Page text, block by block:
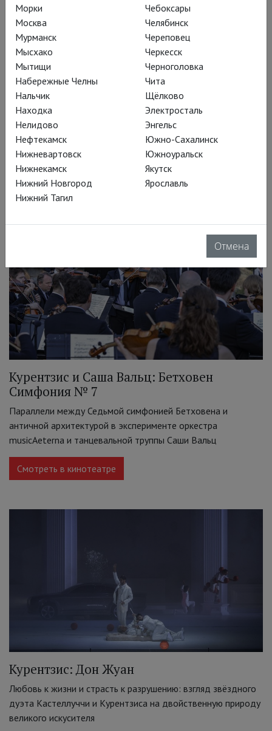
Курентзис: Реквием. Верди
В исполнении солистов, хора и оркестра musicAeterna
Реквием Верди словно возвращается с концертной
эстрады в храмовое пространство
Смотреть онлайн за 550 ₽
Курентзис и Саша Вальц: Бетховен
Симфония № 7
Параллели между Седьмой симфонией Бетховена и
античной архитектурой в эксперименте оркестра
musicAeterna и танцевальной труппы Саши Вальц
Смотреть в кинотеатре
Курентзис: Дон Жуан
Любовь к жизни и страсть к разрушению: взгляд звёздного
дуэта Кастеллуччи и Курентзиса на двойственную природу
великого искусителя
Морки
Москва
Мурманск
Мысхако
Мытищи
Набережные Челны
Нальчик
Находка
Нелидово
Нефтекамск
Нижневартовск
Нижнекамск
Нижний Новгород
Нижний Тагил
Чебоксары
Челябинск
Череповец
Черкесск
Черноголовка
Чита
Щёлково
Электросталь
Энгельс
Южно-Сахалинск
Южноуральск
Якутск
Ярославль
Отмена